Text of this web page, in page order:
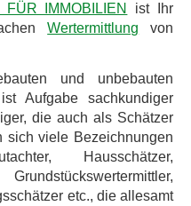
IMMOBILIEN
ist Ihr
Wertermittlung von
und unbebauten
ist Aufgabe sachkundiger
die auch als Schätzer
sich viele Bezeichnungen
Hausschätzer,
etc., die allesamt